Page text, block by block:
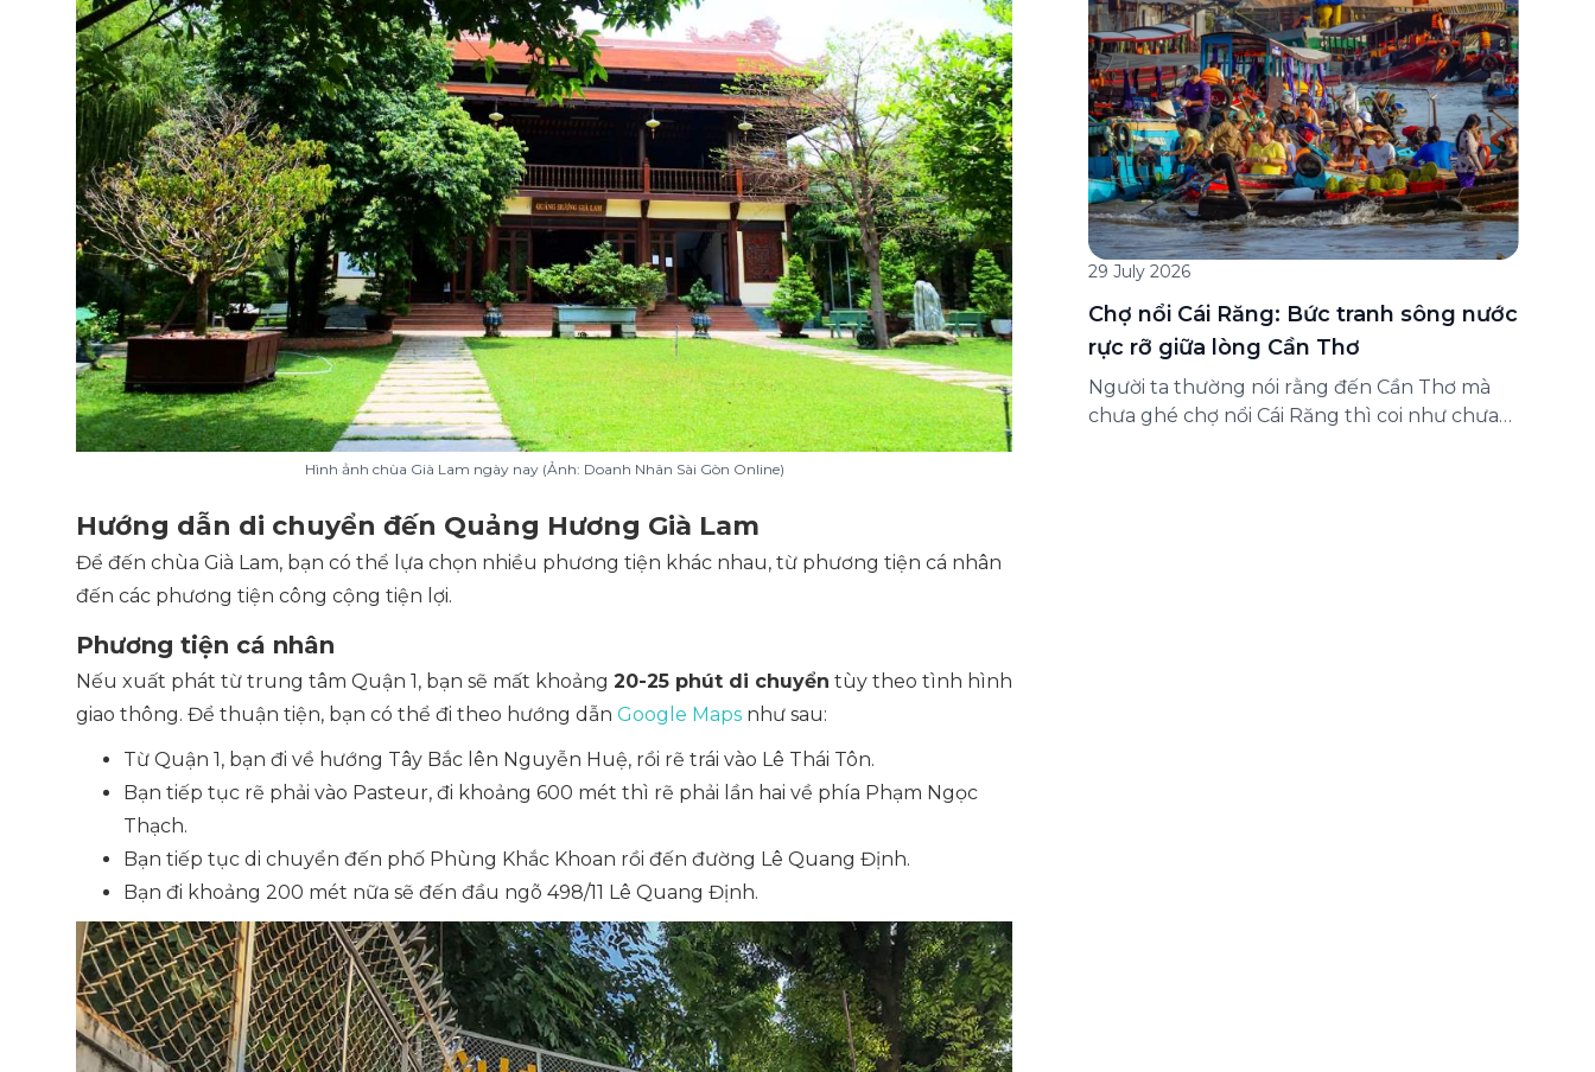
Hình ảnh chùa Già Lam ngày nay (Ảnh: Doanh Nhân Sài Gòn Online)
Hướng dẫn di chuyển đến Quảng Hương Già Lam
Để đến chùa Già Lam, bạn có thể lựa chọn nhiều phương tiện khác nhau, từ phương tiện cá nhân
đến các phương tiện công cộng tiện lợi.
Phương tiện cá nhân
Nếu xuất phát từ trung tâm Quận 1, bạn sẽ mất khoảng 20-25 phút di chuyển tùy theo tình hình
giao thông. Để thuận tiện, bạn có thể đi theo hướng dẫn Google Maps như sau:
Từ Quận 1, bạn đi về hướng Tây Bắc lên Nguyễn Huệ, rồi rẽ trái vào Lê Thái Tôn.
Bạn tiếp tục rẽ phải vào Pasteur, đi khoảng 600 mét thì rẽ phải lần hai về phía Phạm Ngọc
Thạch.
Bạn tiếp tục di chuyển đến phố Phùng Khắc Khoan rồi đến đường Lê Quang Định.
Bạn đi khoảng 200 mét nữa sẽ đến đầu ngõ 498/11 Lê Quang Định.
dẫn chi tiết cách tham gia (và hủy tham gia)
gói bảo hiểm này ngay trên ứng dụng Green
SM, cùng những lưu ý quan trọng trước khi
[…]
29 July 2026
Chợ nổi Cái Răng: Bức tranh sông nước
rực rỡ giữa lòng Cần Thơ
Người ta thường nói rằng đến Cần Thơ mà
chưa ghé chợ nổi Cái Răng thì coi như chưa